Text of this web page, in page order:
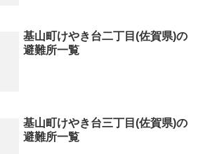
基山町けやき台二丁目(佐賀県)の
避難所一覧
基山町けやき台三丁目(佐賀県)の
避難所一覧